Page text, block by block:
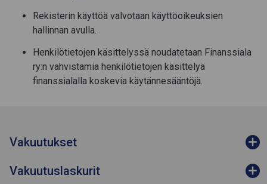
Rekisterin käyttöä valvotaan käyttöoikeuksien
hallinnan avulla.
Henkilötietojen käsittelyssä noudatetaan Finanssiala
ry:n vahvistamia henkilötietojen käsittelyä
finanssialalla koskevia käytännesääntöjä.
Vakuutukset
Vakuutuslaskurit